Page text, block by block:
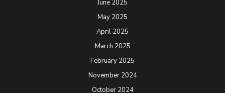
June 2025
May 2025
April 2025
March 2025
February 2025
November 2024
October 2024